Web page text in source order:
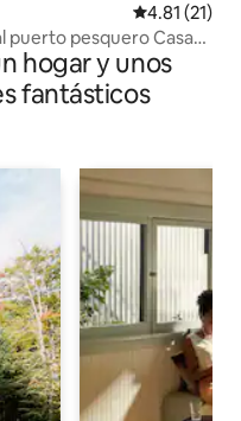
Calificación
4.81 (21)
puerto pesquero Casa
hogar y unos
fantásticos